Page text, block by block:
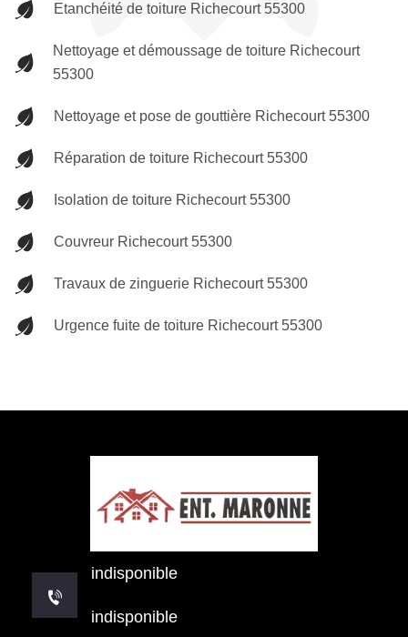
Etanchéité de toiture Richecourt 55300
Nettoyage et démoussage de toiture Richecourt
55300
Nettoyage et pose de gouttière Richecourt 55300
Réparation de toiture Richecourt 55300
Isolation de toiture Richecourt 55300
Couvreur Richecourt 55300
Travaux de zinguerie Richecourt 55300
Urgence fuite de toiture Richecourt 55300
indisponible
indisponible